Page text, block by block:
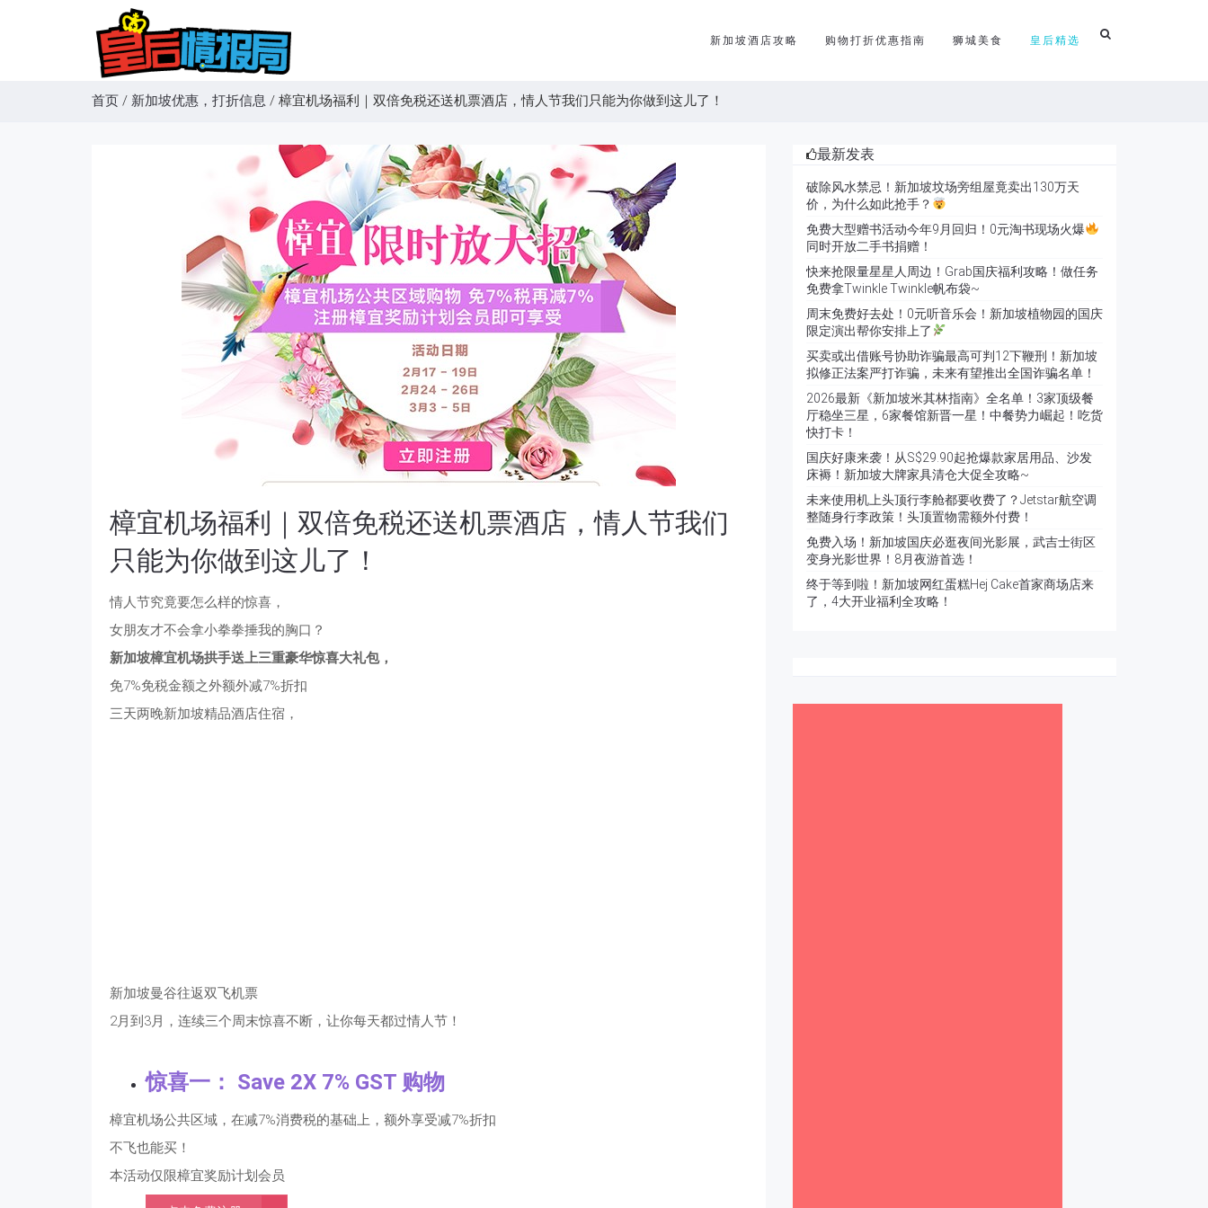
新加坡酒店攻略 购物打折优惠指南 狮城美食 皇后精选
首页 / 新加坡优惠，打折信息 / 樟宜机场福利｜双倍免税还送机票酒店，情人节我们只能为你做到这儿了！
樟宜机场福利｜双倍免税还送机票酒店，情人节我们
只能为你做到这儿了！
情人节究竟要怎么样的惊喜，
女朋友才不会拿小拳拳捶我的胸口？
新加坡樟宜机场拱手送上三重豪华惊喜大礼包，
免7%免税金额之外额外减7%折扣
三天两晚新加坡精品酒店住宿，
新加坡曼谷往返双飞机票
2月到3月，连续三个周末惊喜不断，让你每天都过情人节！
惊喜一： Save 2X 7% GST 购物
樟宜机场公共区域，在减7%消费税的基础上，额外享受减7%折扣
不飞也能买！
本活动仅限樟宜奖励计划会员
最新发表
破除风水禁忌！新加坡坟场旁组屋竟卖出130万天
价，为什么如此抢手？
免费大型赠书活动今年9月回归！0元淘书现场火爆
同时开放二手书捐赠！
快来抢限量星星人周边！Grab国庆福利攻略！做任务
免费拿Twinkle Twinkle帆布袋~
周末免费好去处！0元听音乐会！新加坡植物园的国庆
限定演出帮你安排上了
买卖或出借账号协助诈骗最高可判12下鞭刑！新加坡
拟修正法案严打诈骗，未来有望推出全国诈骗名单！
2026最新《新加坡米其林指南》全名单！3家顶级餐
厅稳坐三星，6家餐馆新晋一星！中餐势力崛起！吃货
快打卡！
国庆好康来袭！从S$29.90起抢爆款家居用品、沙发
床褥！新加坡大牌家具清仓大促全攻略~
未来使用机上头顶行李舱都要收费了？Jetstar航空调
整随身行李政策！头顶置物需额外付费！
免费入场！新加坡国庆必逛夜间光影展，武吉士街区
变身光影世界！8月夜游首选！
终于等到啦！新加坡网红蛋糕Hej Cake首家商场店来
了，4大开业福利全攻略！